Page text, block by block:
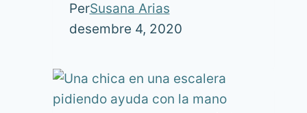
PerSusana Arias
desembre 4, 2020